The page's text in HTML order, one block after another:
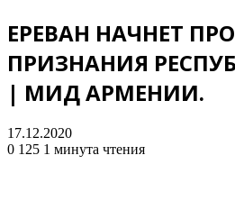
ЕРЕВАН НАЧНЕТ
ПРИЗНАНИЯ
| МИД АРМЕНИИ.
17.12.2020
0 125 1 минута чтения